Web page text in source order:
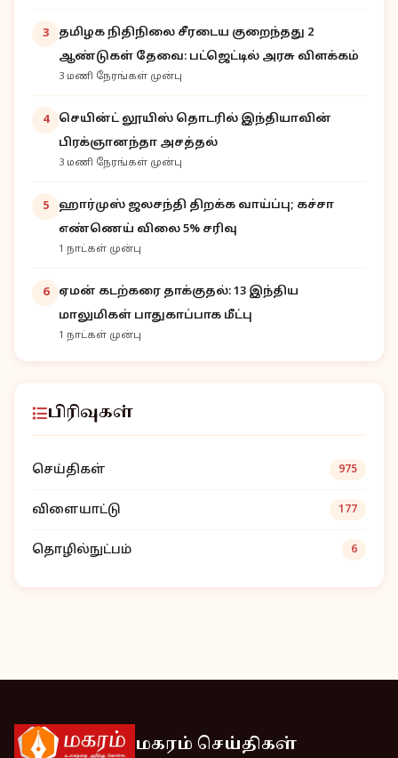
3
தமிழக நிதிநிலை சீரடைய குறைந்தது 2
ஆண்டுகள் தேவை: பட்ஜெட்டில் அரசு விளக்கம்
3 மணி நேரங்கள் முன்பு
4
செயின்ட் லூயிஸ் தொடரில் இந்தியாவின்
பிரக்ஞானந்தா அசத்தல்
3 மணி நேரங்கள் முன்பு
5
ஹார்முஸ் ஜலசந்தி திறக்க வாய்ப்பு; கச்சா
எண்ணெய் விலை 5% சரிவு
1 நாட்கள் முன்பு
6
ஏமன் கடற்கரை தாக்குதல்: 13 இந்திய
மாலுமிகள் பாதுகாப்பாக மீட்பு
1 நாட்கள் முன்பு
பிரிவுகள்
செய்திகள் 975
விளையாட்டு 177
தொழில்நுட்பம் 6
மகரம் செய்திகள்